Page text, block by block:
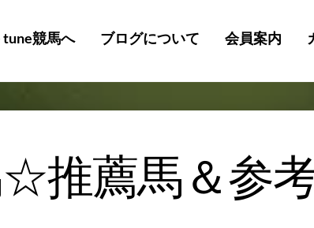
競馬へ ブログについて 会員案内
推薦馬＆参